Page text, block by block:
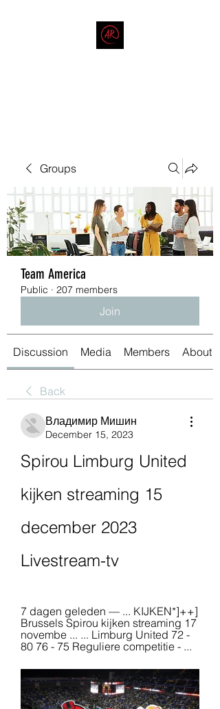
Groups
Team America
Public · 207 members
Join
Discussion Media Members About
Back
Владимир Мишин
December 15, 2023
Spirou Limburg United
kijken streaming 15
december 2023
Livestream-tv
7 dagen geleden — ... KIJKEN*]++]
Brussels Spirou kijken streaming 17
novembe ... ... Limburg United 72 -
80 76 - 75 Reguliere competitie - ...